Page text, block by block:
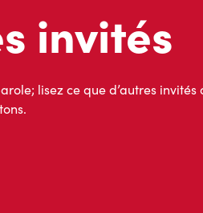
invités
lisez ce que d’autres